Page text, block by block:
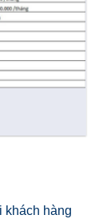
khách hàng